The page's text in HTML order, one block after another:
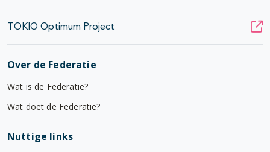
TOKIO Optimum Project
Over de Federatie
Wat is de Federatie?
Wat doet de Federatie?
Nuttige links